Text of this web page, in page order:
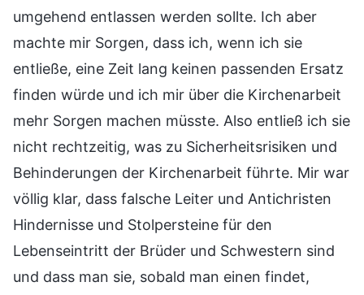
umgehend entlassen werden sollte. Ich aber
machte mir Sorgen, dass ich, wenn ich sie
entließe, eine Zeit lang keinen passenden Ersatz
finden würde und ich mir über die Kirchenarbeit
mehr Sorgen machen müsste. Also entließ ich sie
nicht rechtzeitig, was zu Sicherheitsrisiken und
Behinderungen der Kirchenarbeit führte. Mir war
völlig klar, dass falsche Leiter und Antichristen
Hindernisse und Stolpersteine für den
Lebenseintritt der Brüder und Schwestern sind
und dass man sie, sobald man einen findet,